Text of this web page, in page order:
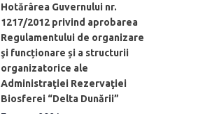
Hotărârea Guvernului nr.
1217/2012 privind aprobarea
Regulamentului de organizare
şi funcționare și a structurii
organizatorice ale
Administraţiei Rezervaţiei
Biosferei “Delta Dunării”